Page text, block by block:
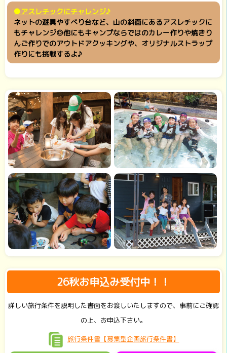
●アスレチックにチャレンジ♪
ネットの遊具やすべり台など、山の斜面にあるアスレチックに
もチャレンジ◎他にもキャンプならではのカレー作りや焼きり
んご作りでのアウトドアクッキングや、オリジナルストラップ
作りにも挑戦するよ♪
26秋お申込み受付中！！
詳しい旅行条件を説明した書面をお渡しいたしますので、事前にご確認
の上、お申込下さい。
旅行条件書【募集型企画旅行条件書】